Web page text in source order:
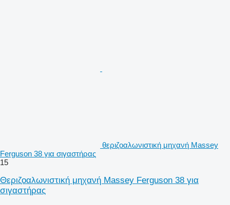
θεριζοαλωνιστική μηχανή Massey
Ferguson 38 για σιγαστήρας
15
Θεριζοαλωνιστική μηχανή Massey Ferguson 38 για
σιγαστήρας